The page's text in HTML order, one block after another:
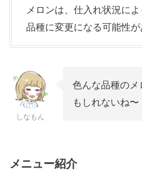
メロンは、仕入れ状況に
品種に変更になる可能性が
しなもん
色んな品種の
もしれないね〜
メニュー紹介